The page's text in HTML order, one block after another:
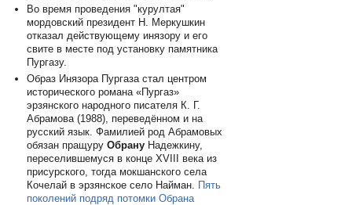
Во время проведения "курултая"
мордовский президент Н. Меркушкин
отказал действующему инязору и его
свите в месте под установку памятника
Пургазу.
Образ Инязора Пургаза стал центром
исторического романа «Пургаз»
эрзянского народного писателя К. Г.
Абрамова (1988), переведённом и на
русский язык. Фамилией род Абрамовых
обязан пращуру ОбрануНадежкину,
переселившемуся в конце XVIII века из
присурского, тогда мокшанского села
Кочелай в эрзянское село Найман.
Пять
поколений подряд потомки Обрана